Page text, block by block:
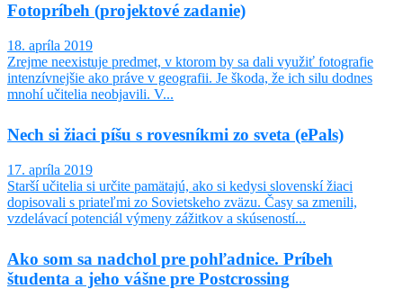
Fotopríbeh (projektové zadanie)
18. apríla 2019
Zrejme neexistuje predmet, v ktorom by sa dali využiť fotografie
intenzívnejšie ako práve v geografii. Je škoda, že ich silu dodnes
mnohí učitelia neobjavili. V...
Nech si žiaci píšu s rovesníkmi zo sveta (ePals)
17. apríla 2019
Starší učitelia si určite pamätajú, ako si kedysi slovenskí žiaci
dopisovali s priateľmi zo Sovietskeho zväzu. Časy sa zmenili,
vzdelávací potenciál výmeny zážitkov a skúseností...
Ako som sa nadchol pre pohľadnice. Príbeh
študenta a jeho vášne pre Postcrossing